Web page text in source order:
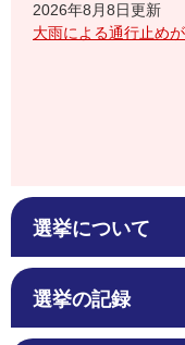
2026年8月8日更新
大雨による通行止め
選挙について
選挙の記録